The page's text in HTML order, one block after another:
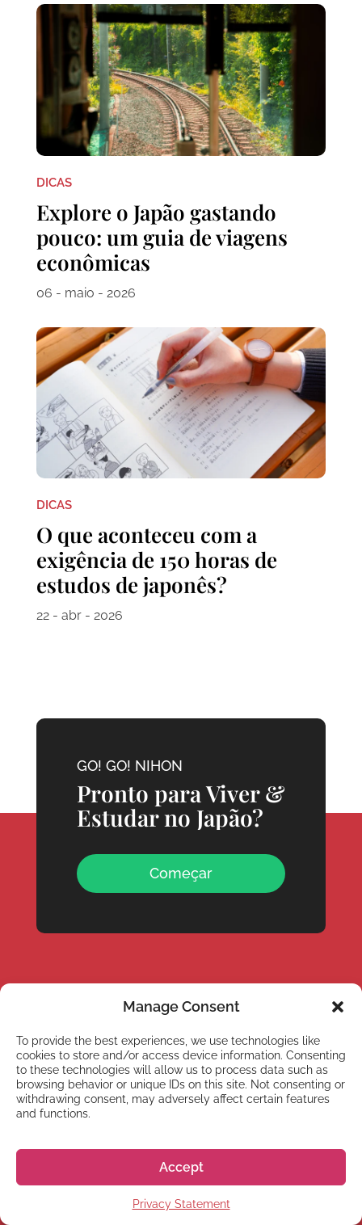
Manage Consent
To provide the best experiences, we use technologies like
cookies to store and/or access device information. Consenting
to these technologies will allow us to process data such as
browsing behavior or unique IDs on this site. Not consenting or
withdrawing consent, may adversely affect certain features
and functions.
Accept
Privacy Statement
DICAS
Explore o Japão gastando
pouco: um guia de viagens
econômicas
06 - maio - 2026
DICAS
O que aconteceu com a
exigência de 150 horas de
estudos de japonês?
22 - abr - 2026
GO! GO! NIHON
Pronto para Viver &
Estudar no Japão?
Começar
Horário de funcionamento: 10:00 – 13:00 & 14:00
Normalmente demoramos de 1 a 3 dias uteis